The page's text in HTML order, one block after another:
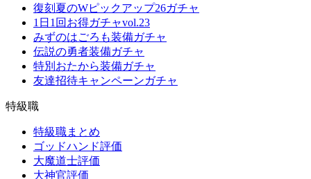
復刻夏のWピックアップ26ガチャ
1日1回お得ガチャvol.23
みずのはごろも装備ガチャ
伝説の勇者装備ガチャ
特別おたから装備ガチャ
友達招待キャンペーンガチャ
特級職
特級職まとめ
ゴッドハンド評価
大魔道士評価
大神官評価